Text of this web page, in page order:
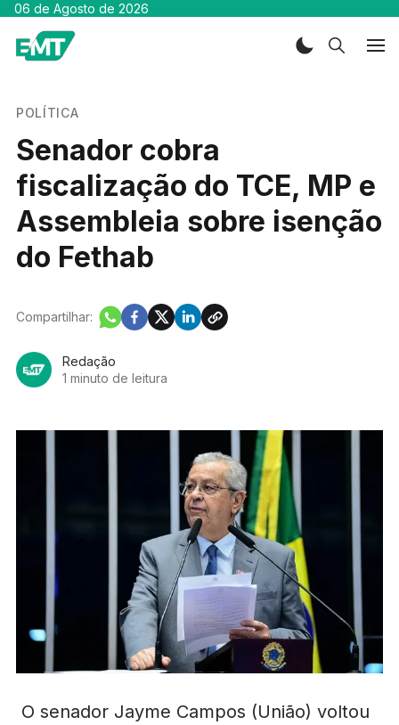
06 de Agosto de 2026
POLÍTICA
Senador cobra
fiscalização do TCE, MP e
Assembleia sobre isenção
do Fethab
Redação
1 minuto de leitura
Compartilhar:
O senador Jayme Campos (União) voltou